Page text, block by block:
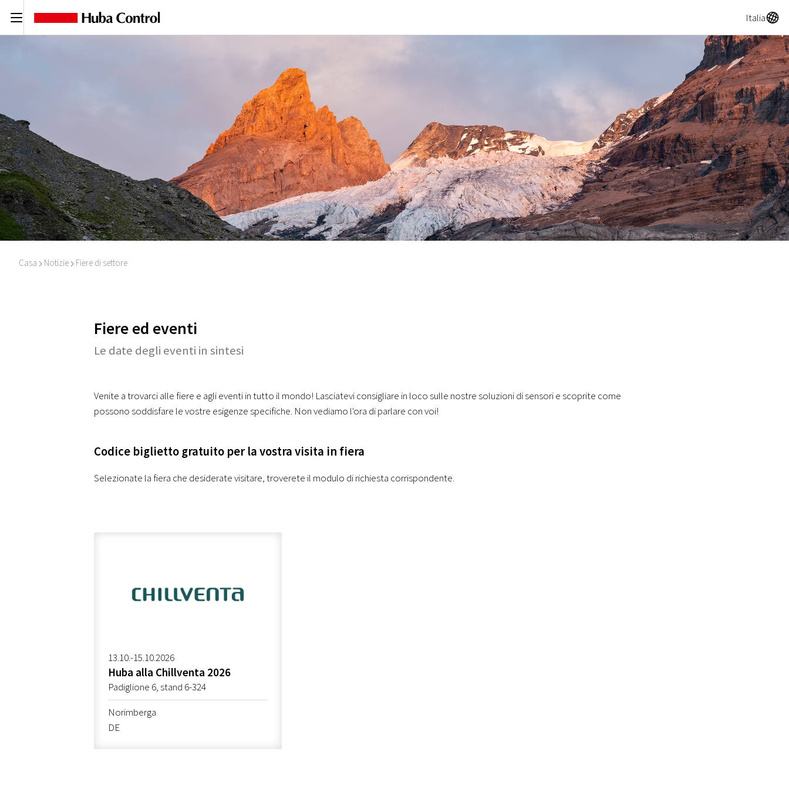
C ItaliaA
Casa I Notizie I Fiere di settore
Fiere ed eventi
Le date degli eventi in sintesi
Venite a trovarci alle fiere e agli eventi in tutto il mondo! Lasciatevi consigliare in loco sulle nostre soluzioni di sensori e scoprite come
possono soddisfare le vostre esigenze specifiche. Non vediamo l'ora di parlare con voi!
Codice biglietto gratuito per la vostra visita in fiera
Selezionate la fiera che desiderate visitare, troverete il modulo di richiesta corrispondente.
13.10.-15.10.2026
Huba alla Chillventa 2026
Padiglione 6, stand 6-324
Norimberga
DE